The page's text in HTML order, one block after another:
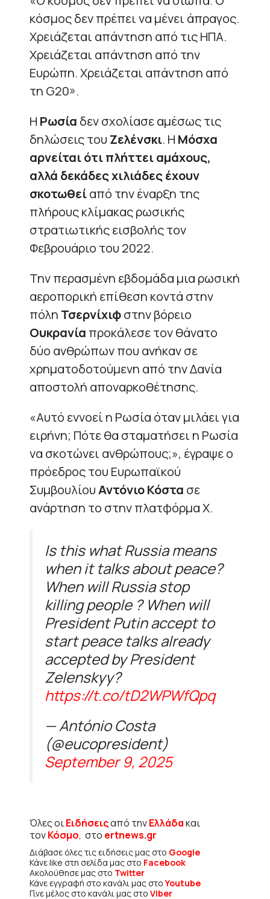
κόσμος δεν πρέπει να μένει άπραγος.
Χρειάζεται απάντηση από τις ΗΠΑ.
Χρειάζεται απάντηση από την
Ευρώπη. Χρειάζεται απάντηση από
τη G20».
Η Ρωσία δεν σχολίασε αμέσως τις
δηλώσεις του Ζελένσκι. Η Μόσχα
αρνείται ότι πλήττει αμάχους,
αλλά δεκάδες χιλιάδες έχουν
σκοτωθείαπό την έναρξη της
πλήρους κλίμακας ρωσικής
στρατιωτικής εισβολής τον
Φεβρουάριο του 2022.
Την περασμένη εβδομάδα μια ρωσική
αεροπορική επίθεση κοντά στην
πόλη Τσερνίχιφστην βόρειο
Ουκρανία προκάλεσε τον θάνατο
δύο ανθρώπων που ανήκαν σε
χρηματοδοτούμενη από την Δανία
αποστολή αποναρκοθέτησης.
«Αυτό εννοεί η Ρωσία όταν μιλάει για
ειρήνη; Πότε θα σταματήσει η Ρωσία
να σκοτώνει ανθρώπους;», έγραψε ο
πρόεδρος του Ευρωπαϊκού
ΣυμβουλίουΑντόνιο Κόστα σε
ανάρτηση το στην πλατφόρμα Χ.
Is this what Russia means
when it talks about peace?
When will Russia stop
killing people ? When will
President Putin accept to
start peace talks already
accepted by President
Zelenskyy?
https://t.co/tD2WPWfQpq
— António Costa
(@eucopresident)
September 9, 2025
Όλες οιΕιδήσειςαπό τηνΕλλάδακαι
τονΚόσμο, στο ertnews.gr
Διάβασε όλες τις ειδήσεις μας στο Google
Κάνε like στη σελίδα μας στο Facebook
Ακολούθησε μας στο Twitter
Κάνε εγγραφή στο κανάλι μας στοYoutube
Γίνε μέλος στο κανάλι μας στο Viber